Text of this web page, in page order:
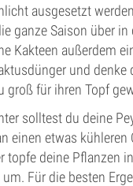
ausgesetzt
ganze Saison über in
Kakteen außerdem
und denke
groß für ihren Topf
solltest du deine
einen etwas kühleren
topfe deine Pflanzen
Für die besten